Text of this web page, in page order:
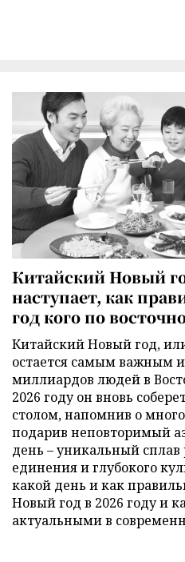
Китайский Новый
наступает, как
год кого по
Китайский Новый год,
остается самым важным
миллиардов людей в
2026 году он вновь
столом, напомнив о
подарив неповторимый
день – уникальный сплав
единения и глубокого
какой день и как
Новый год в 2026 году и
актуальными в